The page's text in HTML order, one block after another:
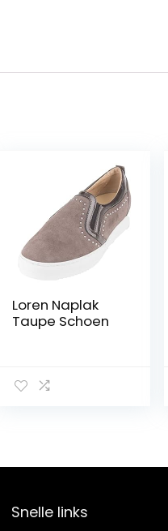
Loren Naplak
Taupe Schoen
Snelle links